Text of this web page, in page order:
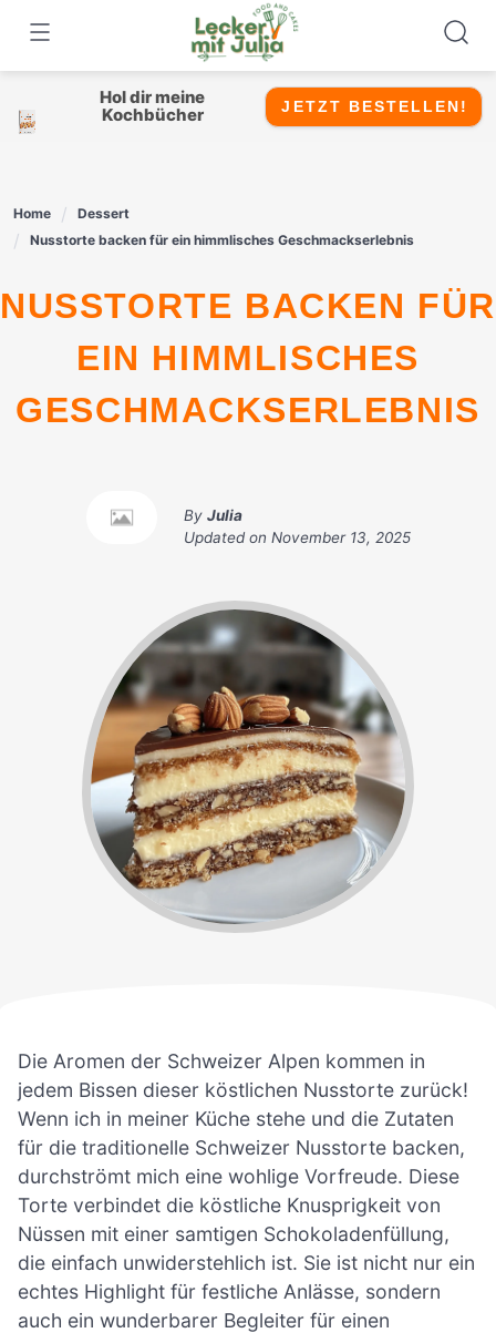
content
Hol dir meine
Kochbücher
JETZT BESTELLEN!
Home
Dessert
Nusstorte backen für ein himmlisches Geschmackserlebnis
NUSSTORTE BACKEN FÜR
EIN HIMMLISCHES
GESCHMACKSERLEBNIS
By Julia
Updated on November 13, 2025
Die Aromen der Schweizer Alpen kommen in
jedem Bissen dieser köstlichen Nusstorte zurück!
Wenn ich in meiner Küche stehe und die Zutaten
für die traditionelle Schweizer Nusstorte backen,
durchströmt mich eine wohlige Vorfreude. Diese
Torte verbindet die köstliche Knusprigkeit von
Nüssen mit einer samtigen Schokoladenfüllung,
die einfach unwiderstehlich ist. Sie ist nicht nur ein
echtes Highlight für festliche Anlässe, sondern
auch ein wunderbarer Begleiter für einen